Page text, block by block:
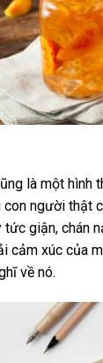
là một hình
người thật
giận, chán
cảm xúc của
về nó.